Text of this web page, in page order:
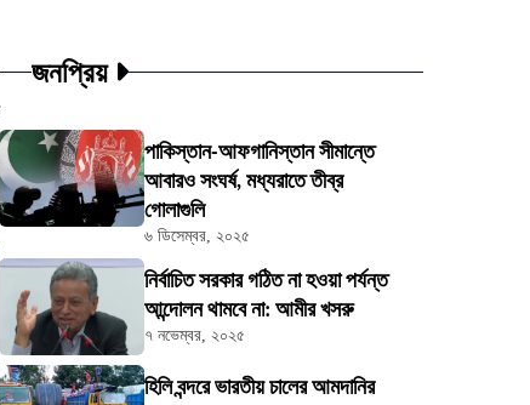
জনপ্রিয়
পাকিস্তান-আফগানিস্তান সীমান্তে
আবারও সংঘর্ষ, মধ্যরাতে তীব্র
গোলাগুলি
৬ ডিসেম্বর, ২০২৫
নির্বাচিত সরকার গঠিত না হওয়া পর্যন্ত
আন্দোলন থামবে না: আমীর খসরু
৭ নভেম্বর, ২০২৫
হিলি বন্দরে ভারতীয় চালের আমদানির